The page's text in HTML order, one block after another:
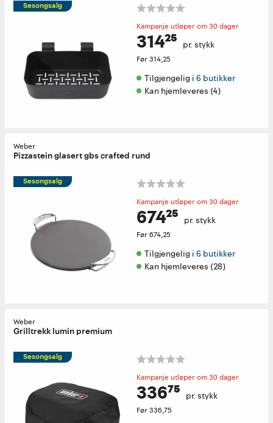
Sesongsalg
Kampanje utløper om 30 dager
314²⁵ pr. stykk
Før314,25
Tilgjengelig i 6 butikker
Kan hjemleveres (4)
Weber
Pizzastein glasert gbs crafted rund
Sesongsalg
Kampanje utløper om 30 dager
674²⁵ pr. stykk
Før674,25
Tilgjengelig i 6 butikker
Kan hjemleveres (28)
Weber
Grilltrekk lumin premium
Sesongsalg
Kampanje utløper om 30 dager
336⁷⁵ pr. stykk
Før336,75